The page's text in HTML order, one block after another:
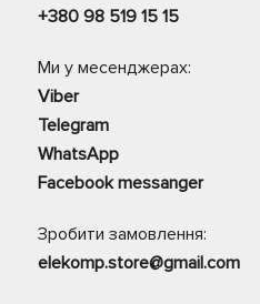
+380 98 519 15 15
Ми у месенджерах:
Viber
Telegram
WhatsApp
Facebook messanger
Зробити замовлення:
elekomp.store@gmail.com